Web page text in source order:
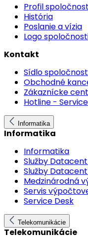
Profil
História
Poslanie a vízia
Logo
Kontakt
Sídlo
Obchodné
Zákaznícke
Hotline -
Informatika
Informatika
Informatika
Služby
Služby
Medzinárodná
Servis
Service Desk
Telekomunikácie
Telekomunikácie